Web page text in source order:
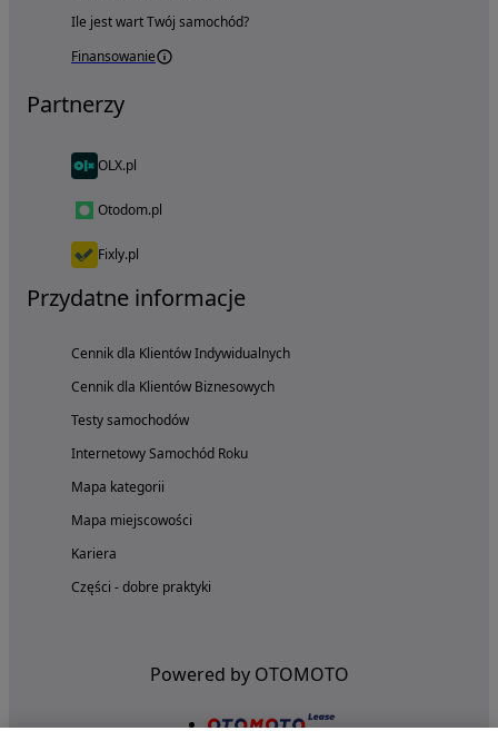
Ile jest wart Twój samochód?
Finansowanie
Partnerzy
OLX.pl
Otodom.pl
Fixly.pl
Przydatne informacje
Cennik dla Klientów Indywidualnych
Cennik dla Klientów Biznesowych
Testy samochodów
Internetowy Samochód Roku
Mapa kategorii
Mapa miejscowości
Kariera
Części - dobre praktyki
Powered by OTOMOTO